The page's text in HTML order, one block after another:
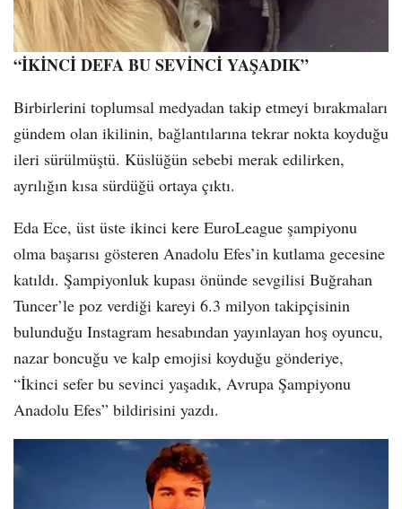
“İKİNCİ DEFA BU SEVİNCİ YAŞADIK”
Birbirlerini toplumsal medyadan takip etmeyi bırakmaları
gündem olan ikilinin, bağlantılarına tekrar nokta koyduğu
ileri sürülmüştü. Küslüğün sebebi merak edilirken,
ayrılığın kısa sürdüğü ortaya çıktı.
Eda Ece, üst üste ikinci kere EuroLeague şampiyonu
olma başarısı gösteren Anadolu Efes’in kutlama gecesine
katıldı. Şampiyonluk kupası önünde sevgilisi Buğrahan
Tuncer’le poz verdiği kareyi 6.3 milyon takipçisinin
bulunduğu Instagram hesabından yayınlayan hoş oyuncu,
nazar boncuğu ve kalp emojisi koyduğu gönderiye,
“İkinci sefer bu sevinci yaşadık, Avrupa Şampiyonu
Anadolu Efes” bildirisini yazdı.